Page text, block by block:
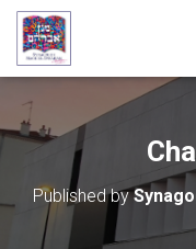
Published by